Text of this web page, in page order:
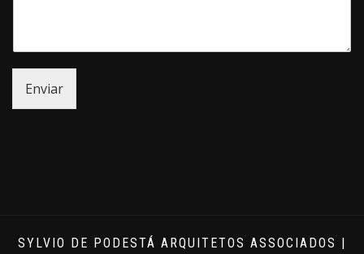
Enviar
SYLVIO DE PODESTÁ ARQUITETOS ASSOCIADOS |